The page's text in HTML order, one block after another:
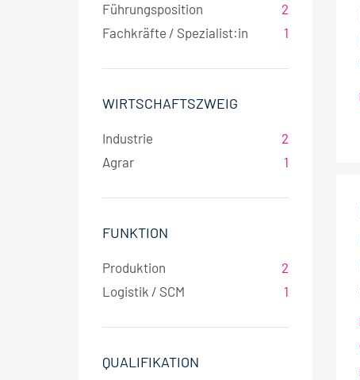
Führungsposition
2
Fachkräfte / Spezialist:in
1
WIRTSCHAFTSZWEIG
Industrie
2
Agrar
1
FUNKTION
Produktion
2
Logistik / SCM
1
QUALIFIKATION